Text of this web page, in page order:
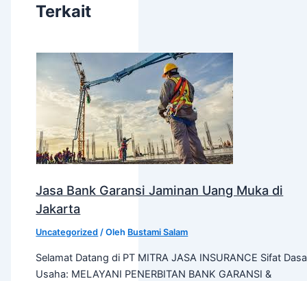
Terkait
Jasa Bank Garansi Jaminan Uang Muka di
Jakarta
Uncategorized / Oleh Bustami Salam
Selamat Datang di PT MITRA JASA INSURANCE Sifat
Usaha: MELAYANI PENERBITAN BANK GARANSI &